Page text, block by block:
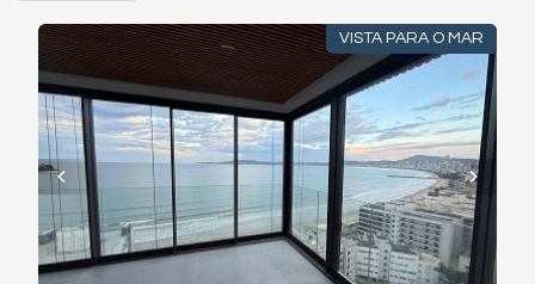
VISTA PARA O MAR